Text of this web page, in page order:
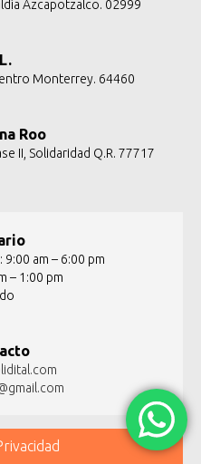
Azcapotzalco. 02999
Monterrey. 64460
Roo
II, Solidaridad Q.R. 77717
9:00 am – 6:00 pm
– 1:00 pm